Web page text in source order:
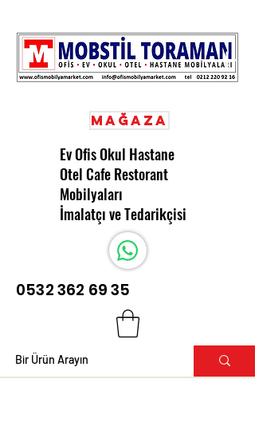
Mağaza
Ev Ofis Okul Hastane
Otel Cafe Restorant
Mobilyaları
İmalatçı ve Tedarikçisi
0532 362 69 35